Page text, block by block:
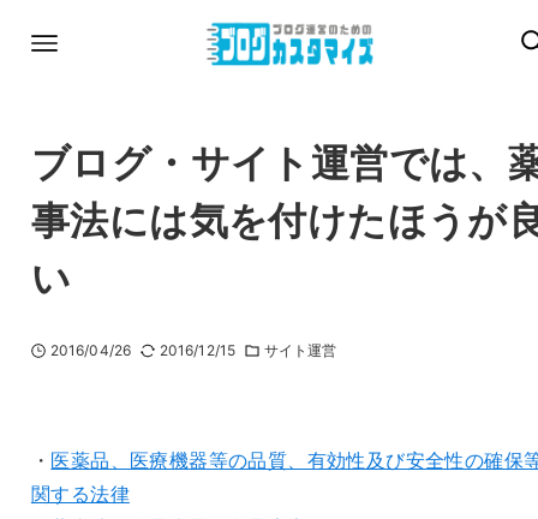
ブログ・サイト運営では、
事法には気を付けたほうが
い
2016/04/26 2016/12/15 サイト運営
・ 医薬品、医療機器等の品質、有効性及び安全性の確保
関する法律